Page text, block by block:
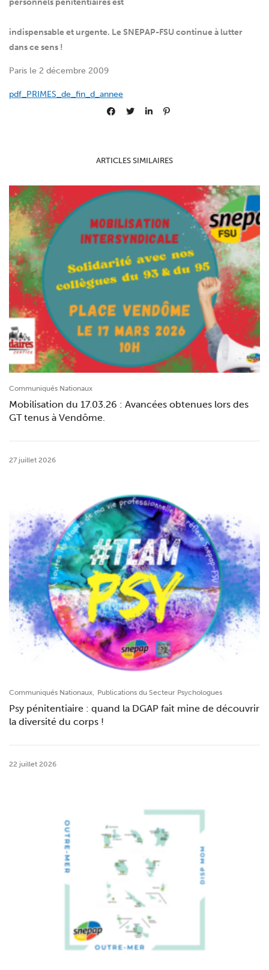
personnels pénitentiaires est
indispensable et urgente. Le SNEPAP-FSU continue à lutter
dans ce sens !
Paris le 2 décembre 2009
pdf_PRIMES_de_fin_d_annee
ARTICLES SIMILAIRES
Communiqués Nationaux
Mobilisation du 17.03.26 : Avancées obtenues lors des
GT tenus à Vendôme.
27 juillet 2026
Communiqués Nationaux, Publications du Secteur Psychologues
Psy pénitentiaire : quand la DGAP fait mine de découvrir
la diversité du corps !
22 juillet 2026